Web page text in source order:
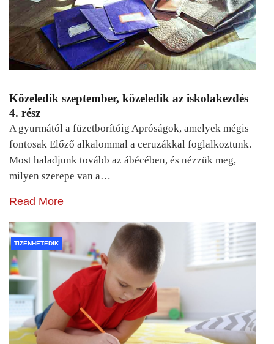
Közeledik szeptember, közeledik az iskolakezdés
4. rész
A gyurmától a füzetborítóig Apróságok, amelyek mégis
fontosak Előző alkalommal a ceruzákkal foglalkoztunk.
Most haladjunk tovább az ábécében, és nézzük meg,
milyen szerepe van a…
Read More
TIZENHETEDIK